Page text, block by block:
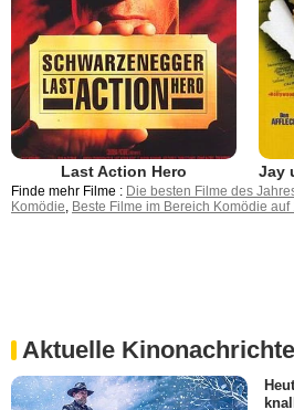
Last Action Hero
Finde mehr Filme : Die besten Filme des
Komödie Beste Filme im Bereich Komödie auf
Aktuelle